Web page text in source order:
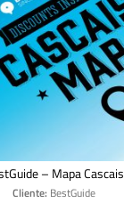
– Mapa Cascais
Cliente: BestGuide